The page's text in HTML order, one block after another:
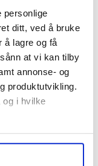
personlige
ditt, ved å bruke
å lagre og få
at vi kan tilby
annonse- og
produktutvikling.
og i hvilke
dine personlige
hvordan de skal